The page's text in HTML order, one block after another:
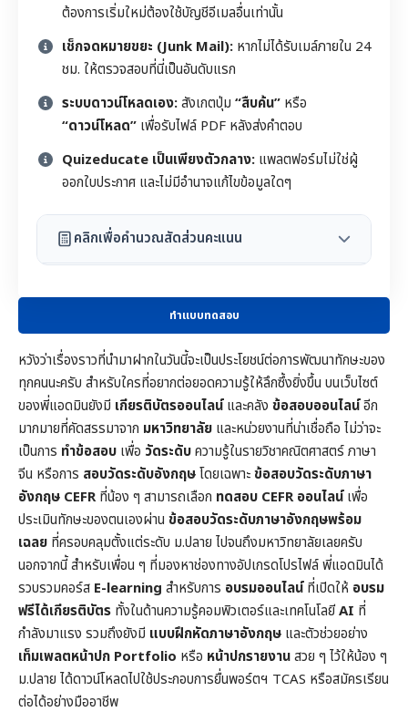
ต้องการเริ่มใหม่ต้องใช้บัญชีอีเมลอื่นเท่านั้น
เช็กจดหมายขยะ (Junk Mail): หากไม่ได้รับเมล์ภายใน 24
ชม. ให้ตรวจสอบที่นี่เป็นอันดับแรก
ระบบดาวน์โหลดเอง:สังเกตปุ่ม “สืบค้น” หรือ
“ดาวน์โหลด” เพื่อรับไฟล์ PDF หลังส่งคำตอบ
Quizeducate เป็นเพียงตัวกลาง: แพลตฟอร์มไม่ใช่ผู้
ออกใบประกาศ และไม่มีอำนาจแก้ไขข้อมูลใดๆ
คลิกเพื่อคำนวณสัดส่วนคะแนน
ทำแบบทดสอบ
หวังว่าเรื่องราวที่นำมาฝากในวันนี้จะเป็นประโยชน์ต่อการพัฒนาทักษะของ
ทุกคนนะครับ สำหรับใครที่อยากต่อยอดความรู้ให้ลึกซึ้งยิ่งขึ้น บนเว็บไซต์
ของพี่แอดมินยังมี เกียรติบัตรออนไลน์และคลัง ข้อสอบออนไลน์อีก
มากมายที่คัดสรรมาจาก มหาวิทยาลัย และหน่วยงานที่น่าเชื่อถือ ไม่ว่าจะ
เป็นการ ทำข้อสอบ เพื่อ วัดระดับความรู้ในรายวิชาคณิตศาสตร์ภาษา
จีน หรือการ สอบวัดระดับอังกฤษโดยเฉพาะข้อสอบวัดระดับภาษา
อังกฤษ CEFRที่น้อง ๆ สามารถเลือก ทดสอบ CEFR ออนไลน์เพื่อ
ประเมินทักษะของตนเองผ่าน ข้อสอบวัดระดับภาษาอังกฤษพร้อม
เฉลย ที่ครอบคลุมตั้งแต่ระดับ ม.ปลาย ไปจนถึงมหาวิทยาลัยเลยครับ
นอกจากนี้ สำหรับเพื่อน ๆ ที่มองหาช่องทางอัปเกรดโปรไฟล์ พี่แอดมินได้
รวบรวมคอร์ส E-learning สำหรับการ อบรมออนไลน์ที่เปิดให้ อบรม
ฟรีได้เกียรติบัตร ทั้งในด้านความรู้คอมพิวเตอร์และเทคโนโลยีAI ที่
กำลังมาแรง รวมถึงยังมี แบบฝึกหัดภาษาอังกฤษ และตัวช่วยอย่าง
เท็มเพลตหน้าปก Portfolio หรือ หน้าปกรายงานสวย ๆ ไว้ให้น้อง ๆ
ม.ปลาย ได้ดาวน์โหลดไปใช้ประกอบการยื่นพอร์ตฯ TCAS หรือสมัครเรียน
ต่อได้อย่างมืออาชีพ